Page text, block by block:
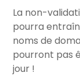
La non-
pourra
noms de
pourront pas
jour !